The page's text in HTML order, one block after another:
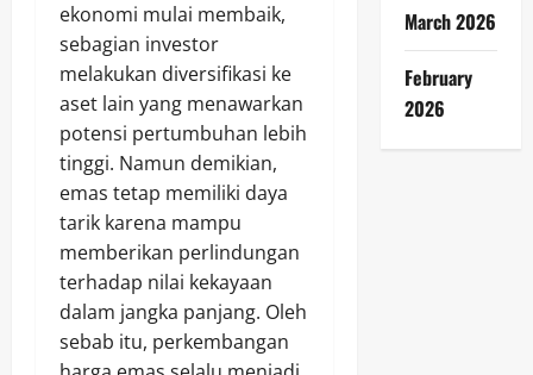
ekonomi mulai membaik,
sebagian investor
melakukan diversifikasi ke
aset lain yang menawarkan
potensi pertumbuhan lebih
tinggi. Namun demikian,
emas tetap memiliki daya
tarik karena mampu
memberikan perlindungan
terhadap nilai kekayaan
dalam jangka panjang. Oleh
sebab itu, perkembangan
March 2026
February
2026